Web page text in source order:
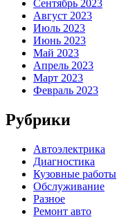
Сентябрь 2023
Август 2023
Июль 2023
Июнь 2023
Май 2023
Апрель 2023
Март 2023
Февраль 2023
Рубрики
Автоэлектрика
Диагностика
Кузовные работы
Обслуживание
Разное
Ремонт авто